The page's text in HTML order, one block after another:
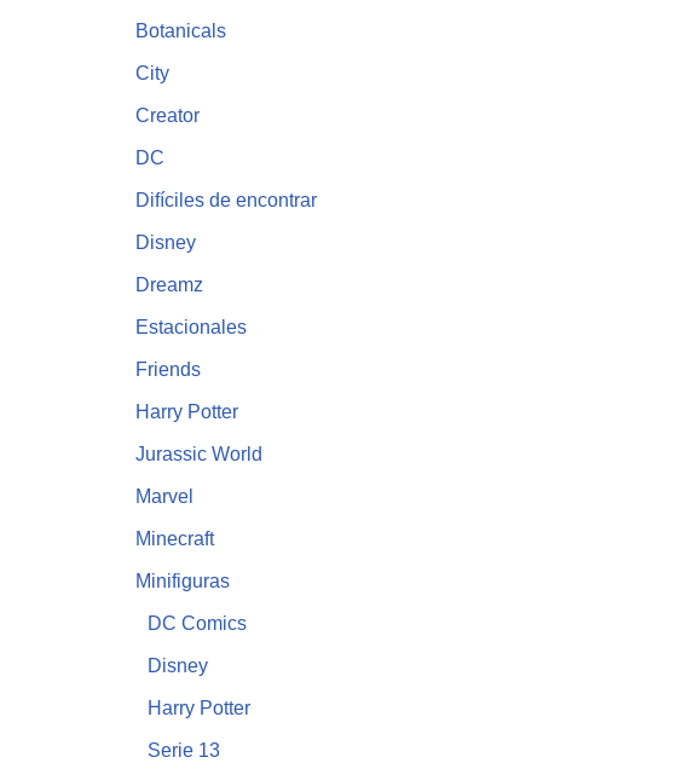
Botanicals
City
Creator
DC
Difíciles de encontrar
Disney
Dreamz
Estacionales
Friends
Harry Potter
Jurassic World
Marvel
Minecraft
Minifiguras
DC Comics
Disney
Harry Potter
Serie 13